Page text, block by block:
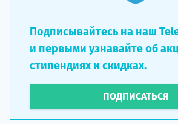
Подписывайтесь на наш
и первыми узнавайте об
стипендиях и скидках.
ПОДПИСАТЬСЯ